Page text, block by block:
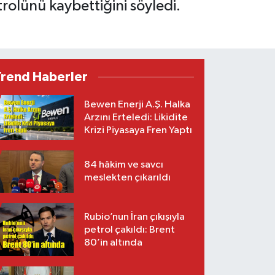
kaybettiğini söyledi.
Haberler
Bewen Enerji A.Ş. Halka
Arzını Erteledi: Likidite
Krizi Piyasaya Fren Yaptı
84 hâkim ve savcı
meslekten çıkarıldı
Rubio’nun İran çıkışıyla
petrol çakıldı: Brent
80’in altında